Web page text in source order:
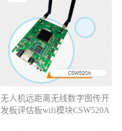
无人机远距离无线数字图传开
发板评估板wifi模块CSW520A